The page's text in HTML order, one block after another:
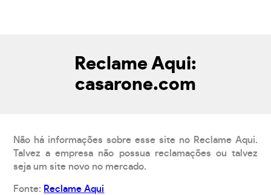
Reclame Aqui:
casarone.com
Não há informações sobre esse site no Reclame Aqui.
Talvez a empresa não possua reclamações ou talvez
seja um site novo no mercado.
Fonte: Reclame Aqui